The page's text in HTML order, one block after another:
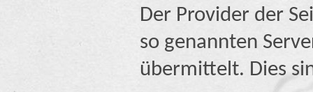
Der Provider der
so genannten
übermittelt. Dies